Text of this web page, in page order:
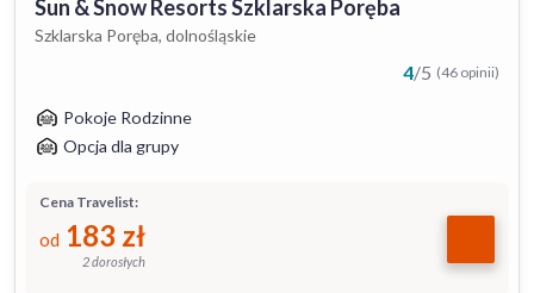
Sun & Snow Resorts Szklarska Poręba
Szklarska Poręba, dolnośląskie
4/5 (46 opinii)
Pokoje Rodzinne
Opcja dla grupy
Cena Travelist:
od 183 zł
2 dorosłych